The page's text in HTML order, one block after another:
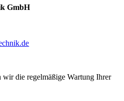
GmbH
wir die regelmäßige Wartung Ihrer